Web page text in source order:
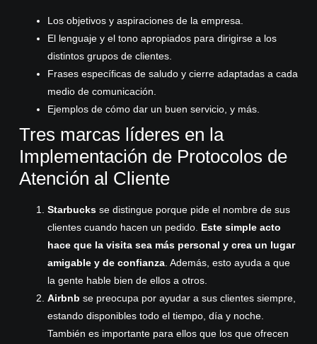
Los objetivos y aspiraciones de la empresa.
El lenguaje y el tono apropiados para dirigirse a los
distintos grupos de clientes.
Frases específicas de saludo y cierre adaptadas a cada
medio de comunicación.
Ejemplos de cómo dar un buen servicio, y más.
Tres marcas líderes en la
Implementación de Protocolos de
Atención al Cliente
Starbucksse distingue porque pide el nombre de sus
clientes cuando hacen un pedido. Este simple acto
hace que la visita sea más personal y crea un lugar
amigable y de confianza. Además, esto ayuda a que
la gente hable bien de ellos a otros.
Airbnb se preocupa por ayudar a sus clientes siempre,
estando disponibles todo el tiempo, día y noche.
También es importante para ellos que los que ofrecen